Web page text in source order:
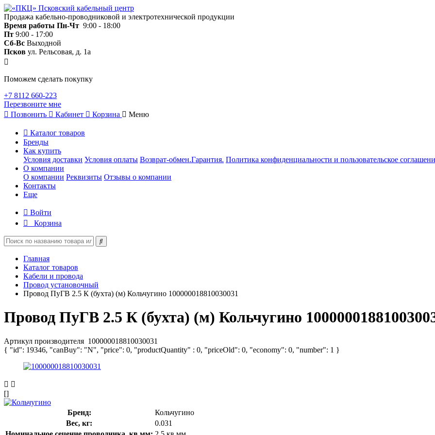
Продажа кабельно-проводниковой и электротехнической продукции
Время работы Пн-Чт 9:00 - 18:00
Пт 9:00 - 17:00
Сб-Вс Выходной
Псков ул. Рельсовая, д. 1а
Поможем сделать покупку
+7 8112 660-223
Перезвоните мне
Позвонить
Кабинет Корзина Меню
Каталог товаров
Бренды
Как купить
Условия доставки Условия оплаты Возврат-обмен.Гарантия. Политика конфиденциальности и пользовательское
О компании
О компании Реквизиты Отзывы о компании
Контакты
Еще
Войти
Корзина
Главная
Каталог товаров
Кабели и провода
Провод установочный
Провод ПуГВ 2.5 К (бухта) (м) Кольчугино 100000018810030031
Провод ПуГВ 2.5 К (бухта) (м) Кольчугино
Артикул производителя 100000018810030031
{ "id": 19346, "canBuy": "N", "price": 0, "productQuantity" : 0, "priceOld": 0, "economy": 0, "number": 1 }
[]
Бренд:
Кольчугино
Вес, кг:
0.031